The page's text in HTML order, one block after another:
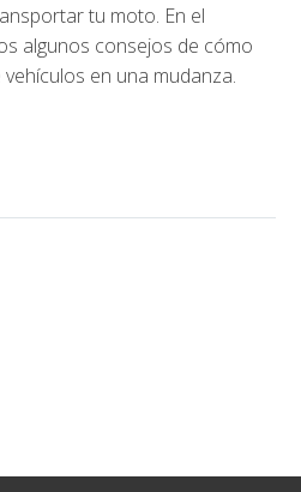
tu moto. En el
algunos consejos de cómo
en una mudanza.